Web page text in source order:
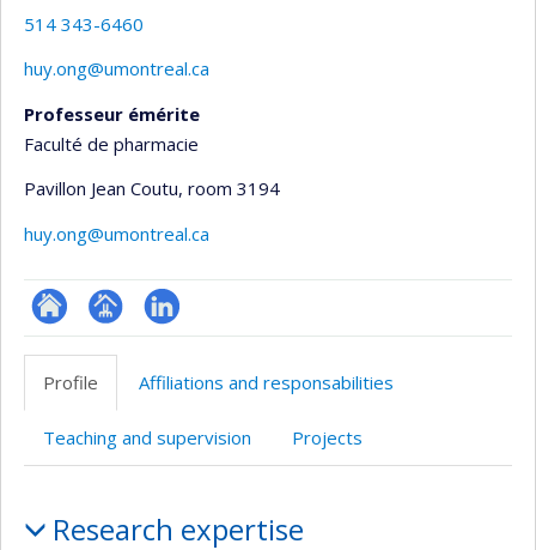
514 343-6460
huy.ong@umontreal.ca
Professeur émérite
Faculté de pharmacie
Pavillon Jean Coutu, room 3194
huy.ong@umontreal.ca
ResearchGate
Page
(faculté,département,école)
LinkedIn
Profile
Affiliations and responsabilities
Teaching and supervision Projects
Research expertise